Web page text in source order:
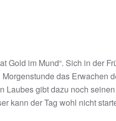
im Mund“. Sich in der
das Erwachen
gibt dazu noch
kann der Tag wohl nicht